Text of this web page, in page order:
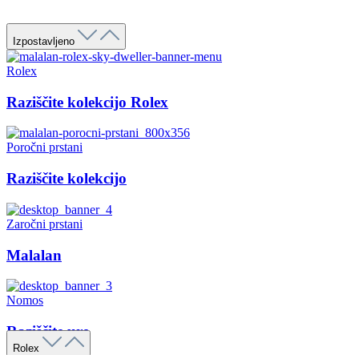
Izpostavljeno
Rolex
Raziščite kolekcijo Rolex
Poročni prstani
Raziščite kolekcijo
Zaročni prstani
Malalan
Nomos
Raziščite ure
Rolex